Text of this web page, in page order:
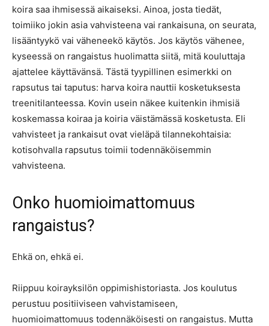
koira saa ihmisessä aikaiseksi. Ainoa, josta tiedät,
toimiiko jokin asia vahvisteena vai rankaisuna, on seurata,
lisääntyykö vai väheneekö käytös. Jos käytös vähenee,
kyseessä on rangaistus huolimatta siitä, mitä kouluttaja
ajattelee käyttävänsä. Tästä tyypillinen esimerkki on
rapsutus tai taputus: harva koira nauttii kosketuksesta
treenitilanteessa. Kovin usein näkee kuitenkin ihmisiä
koskemassa koiraa ja koiria väistämässä kosketusta. Eli
vahvisteet ja rankaisut ovat vieläpä tilannekohtaisia:
kotisohvalla rapsutus toimii todennäköisemmin
vahvisteena.
Onko huomioimattomuus
rangaistus?
Ehkä on, ehkä ei.
Riippuu koirayksilön oppimishistoriasta. Jos koulutus
perustuu positiiviseen vahvistamiseen,
huomioimattomuus todennäköisesti on rangaistus. Mutta